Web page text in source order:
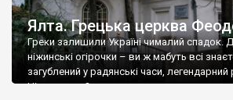
Ялта. Грецька церква
Греки залишили Україні чималий спадок.
ніжинські огірочки – ви ж мабуть всі
загублений у радянські часи,
Ніжин греки?